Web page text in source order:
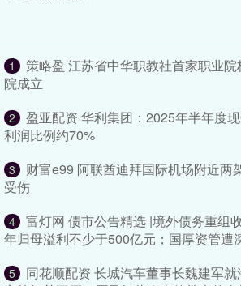
1
策略盈 江苏省中华职教社首家职业
院成立
2
盈亚配资 华利集团：2025年半年度
利润比例约70%
3
财富e99 阿联酋迪拜国际机场附近两
受伤
4
富灯网 债市公告精选 |境外债务重组
年归母溢利不少于500亿元；国厚资管遭
5
同花顺配资 长城汽车董事长魏建军就